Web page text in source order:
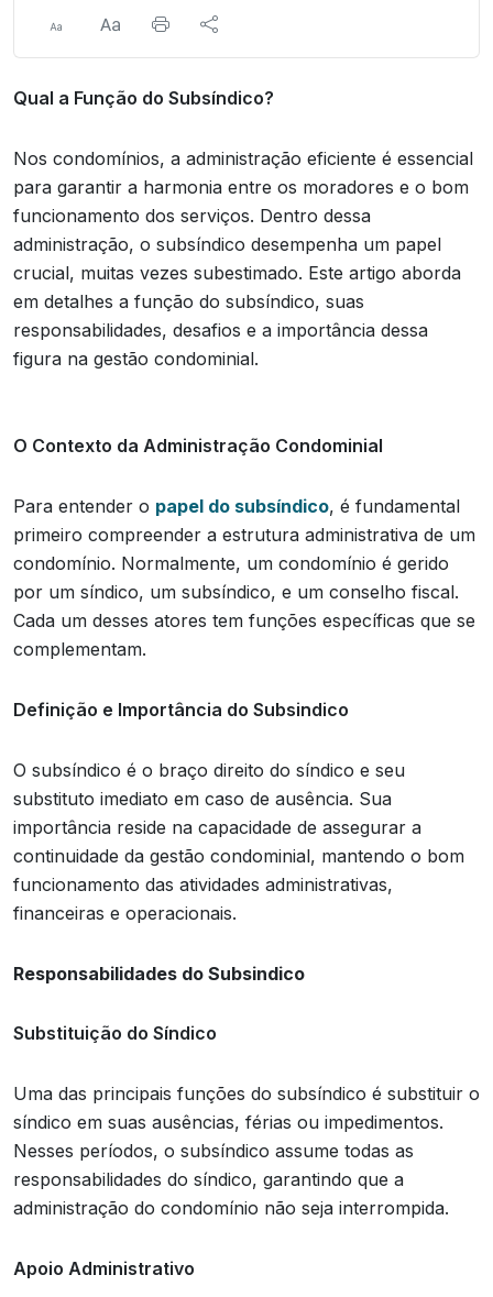
Qual a Função do Subsíndico?
Nos condomínios, a administração eficiente é essencial
para garantir a harmonia entre os moradores e o bom
funcionamento dos serviços. Dentro dessa
administração, o subsíndico desempenha um papel
crucial, muitas vezes subestimado. Este artigo aborda
em detalhes a função do subsíndico, suas
responsabilidades, desafios e a importância dessa
figura na gestão condominial.
O Contexto da Administração Condominial
Para entender o papel do subsíndico, é fundamental
primeiro compreender a estrutura administrativa de um
condomínio. Normalmente, um condomínio é gerido
por um síndico, um subsíndico, e um conselho fiscal.
Cada um desses atores tem funções específicas que se
complementam.
Definição e Importância do Subsindico
O subsíndico é o braço direito do síndico e seu
substituto imediato em caso de ausência. Sua
importância reside na capacidade de assegurar a
continuidade da gestão condominial, mantendo o bom
funcionamento das atividades administrativas,
financeiras e operacionais.
Responsabilidades do Subsindico
Substituição do Síndico
Uma das principais funções do subsíndico é substituir o
síndico em suas ausências, férias ou impedimentos.
Nesses períodos, o subsíndico assume todas as
responsabilidades do síndico, garantindo que a
administração do condomínio não seja interrompida.
Apoio Administrativo